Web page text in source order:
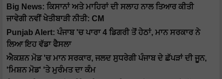
Big News: ਕਿਸਾਨਾਂ ਅਤੇ ਮਾਹਿਰਾਂ ਦੀ ਸਲਾਹ ਨਾਲ ਤਿਆਰ ਕੀਤੀ
ਜਾਵੇਗੀ ਨਵੀਂ ਖੇਤੀਬਾੜੀ ਨੀਤੀ: CM
Punjab Alert: ਪੰਜਾਬ 'ਚ ਪਾਰਾ 4 ਡਿਗਰੀ ਤੋਂ ਹੇਠਾਂ, ਮਾਨ ਸਰਕਾਰ ਨੇ
ਲਿਆ ਇਹ ਵੱਡਾ ਫੈਸਲਾ
ਐਕਸ਼ਨ ਮੋਡ 'ਚ ਮਾਨ ਸਰਕਾਰ, ਜਲਦ ਸੁਧਰੇਗੀ ਪੰਜਾਬ ਦੇ ਛੱਪੜਾਂ ਦੀ ਜੂਨ,
'ਮਿਸ਼ਨ ਮੋਡ' 'ਤੇ ਮੁਰੰਮਤ ਦਾ ਕੰਮ